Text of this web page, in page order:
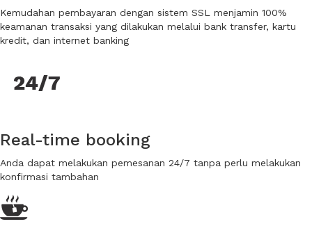
Kemudahan pembayaran dengan sistem SSL menjamin 100%
keamanan transaksi yang dilakukan melalui bank transfer, kartu
kredit, dan internet banking
Real-time booking
Anda dapat melakukan pemesanan 24/7 tanpa perlu melakukan
konfirmasi tambahan